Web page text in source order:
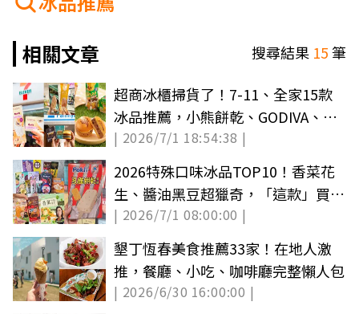
相關文章
搜尋結果 15筆
超商冰櫃掃貨了！7-11、全家15款
冰品推薦，小熊餅乾、GODIVA、
PABLO都有
| 2026/7/1 18:54:38 |
2026特殊口味冰品TOP10！香菜花
生、醬油黑豆超獵奇，「這款」買一
送一必囤
| 2026/7/1 08:00:00 |
墾丁恆春美食推薦33家！在地人激
推，餐廳、小吃、咖啡廳完整懶人包
| 2026/6/30 16:00:00 |